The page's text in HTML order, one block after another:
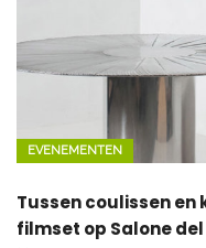
EVENEMENTEN
Tussen coulissen en
filmset op Salone